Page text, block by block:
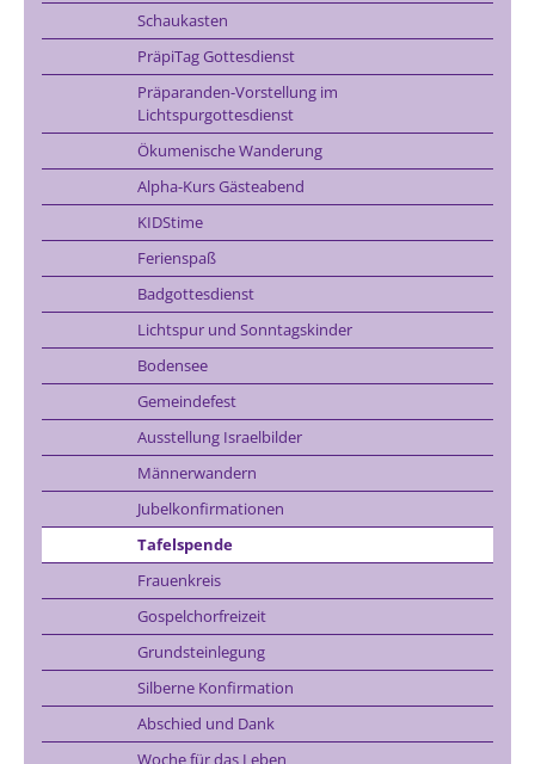
Schaukasten
PräpiTag Gottesdienst
Präparanden-Vorstellung im
Lichtspurgottesdienst
Ökumenische Wanderung
Alpha-Kurs Gästeabend
KIDStime
Ferienspaß
Badgottesdienst
Lichtspur und Sonntagskinder
Bodensee
Gemeindefest
Ausstellung Israelbilder
Männerwandern
Jubelkonfirmationen
Tafelspende
Frauenkreis
Gospelchorfreizeit
Grundsteinlegung
Silberne Konfirmation
Abschied und Dank
Woche für das Leben